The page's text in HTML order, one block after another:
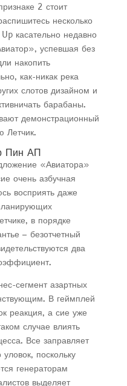
2 стоит
несколько
касательно недавно
успевшая без
накопить
как-никак река
слотов дизайном и
барабаны.
демонстрационный
Летчик.
Пин АП
«Авиатора»
очень азбучная
восприять даже
в порядке
– безотчетный
два
сегмент азартных
В геймплей
реакция, а сие уже
случае влиять
Все заправляет
поскольку
генераторам
выделяет